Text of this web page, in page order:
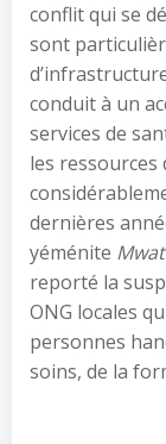
conflit qui se
sont
conduit à un
services de
les
dernières
yéménite
reporté la
ONG locales
personnes
soins, de la